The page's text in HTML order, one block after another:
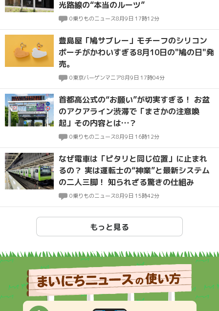
光路線の“本当のルーツ”
0乗りものニュース8月9日 17時12分
豊島屋「鳩サブレー」モチーフのシリコン
ポーチがかわいすぎる8月10日の"鳩の日"発
売。
0東京バーゲンマニア8月9日 17時04分
首都高公式の“お願い”が切実すぎる！ お盆
のアクアライン渋滞で「まさかの注意喚
起」その内容とは…？
0乗りものニュース8月9日 16時12分
なぜ電車は「ピタリと同じ位置」に止まれ
るの？ 実は運転士の“神業”と最新システム
の二人三脚！ 知られざる驚きの仕組み
0乗りものニュース8月9日 15時42分
もっと見る